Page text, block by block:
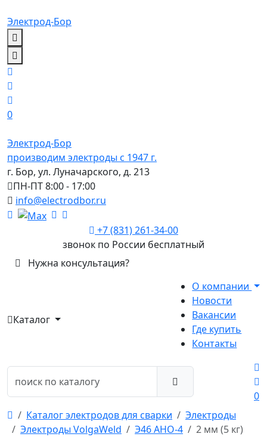
Электрод-Бор
0
Электрод-Бор
производим электроды с 1947 г.
г. Бор, ул. Луначарского, д. 213
ПН-ПТ 8:00 - 17:00
info@electrodbor.ru
+7 (831) 261-34-00
звонок по России бесплатный
Нужна консультация?
Каталог
О компании
Новости
Вакансии
Где купить
Контакты
0
Каталог электродов для сварки
Электроды
Электроды VolgaWeld
Э46 АНО-4 2 мм (5 кг)